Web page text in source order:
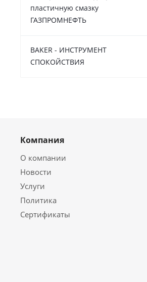
пластичную смазку
ГАЗПРОМНЕФТЬ
BAKER - ИНСТРУМЕНТ
СПОКОЙСТВИЯ
Компания
О компании
Новости
Услуги
Политика
Сертификаты